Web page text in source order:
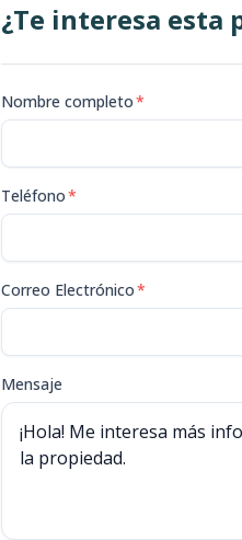
¿Te interesa esta
Nombre completo*
Teléfono*
Correo Electrónico*
Mensaje